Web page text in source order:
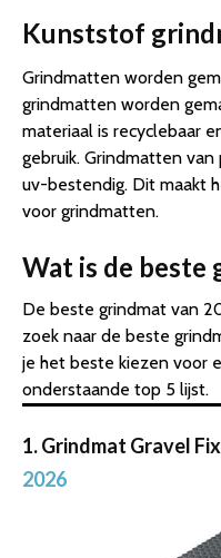
Kunststof
Grindmatten worden
grindmatten worden
materiaal is recyclebaar
gebruik. Grindmatten
uv-bestendig. Dit maakt
voor grindmatten.
Wat is de beste
De beste grindmat van
zoek naar de beste
je het beste kiezen voor
onderstaande top 5 lijst.
1. Grindmat Gravel
2026